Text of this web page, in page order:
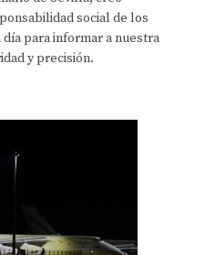
social de los
día para informar a nuestra
y precisión.